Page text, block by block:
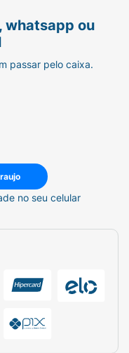
whatsapp ou
passar pelo caixa.
no seu celular